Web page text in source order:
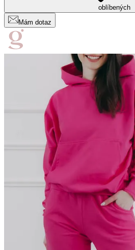
oblíbených
Mám dotaz